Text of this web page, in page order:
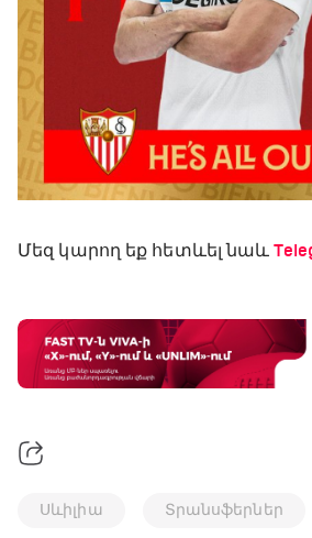
Մեզ կարող եք հետևել նաև
Սևիլիա Տրանսֆերներ